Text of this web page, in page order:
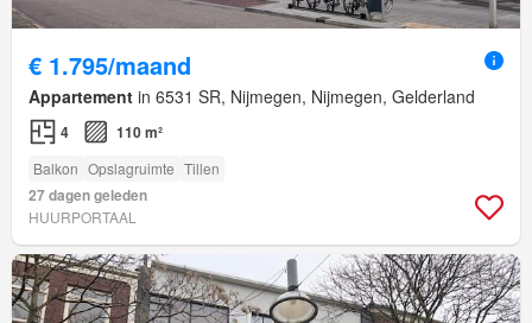
€ 1.795/maand
Appartement in 6531 SR, Nijmegen, Nijmegen, Gelderland
4 110 m²
Balkon Opslagruimte Tillen
27 dagen geleden
HUURPORTAAL